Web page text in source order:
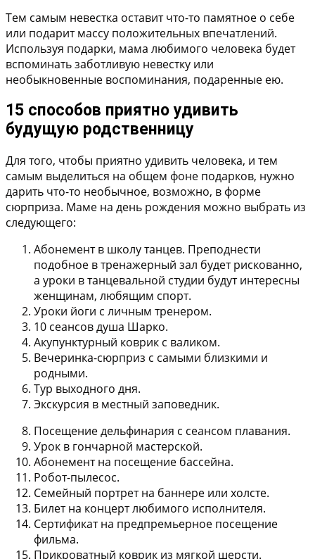
Тем самым невестка оставит что-то памятное о себе
или подарит массу положительных впечатлений.
Используя подарки, мама любимого человека будет
вспоминать заботливую невестку или
необыкновенные воспоминания, подаренные ею.
15 способов приятно удивить
будущую родственницу
Для того, чтобы приятно удивить человека, и тем
самым выделиться на общем фоне подарков, нужно
дарить что-то необычное, возможно, в форме
сюрприза. Маме на день рождения можно выбрать из
следующего:
Абонемент в школу танцев. Преподнести
подобное в тренажерный зал будет рискованно,
а уроки в танцевальной студии будут интересны
женщинам, любящим спорт.
Уроки йоги с личным тренером.
10 сеансов душа Шарко.
Акупунктурный коврик с валиком.
Вечеринка-сюрприз с самыми близкими и
родными.
Тур выходного дня.
Экскурсия в местный заповедник.
Посещение дельфинария с сеансом плавания.
Урок в гончарной мастерской.
Абонемент на посещение бассейна.
Робот-пылесос.
Семейный портрет на баннере или холсте.
Билет на концерт любимого исполнителя.
Сертификат на предпремьерное посещение
фильма.
Прикроватный коврик из мягкой шерсти.